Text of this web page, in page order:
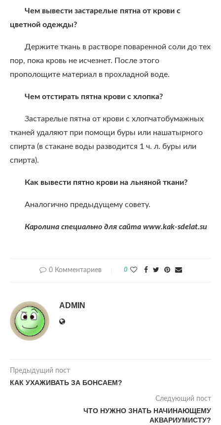
Чем вывести застарелые пятна от крови с
цветной одежды?
Держите ткань в растворе поваренной соли до тех
пор, пока кровь не исчезнет. После этого
прополощите материал в прохладной воде.
Чем отстирать пятна крови с хлопка?
Застарелые пятна от крови с хлопчатобумажных
тканей удаляют при помощи буры или нашатырного
спирта (в стакане воды разводится 1 ч. л. буры или
спирта).
Как вывести пятно крови на льняной ткани?
Аналогично предыдущему совету.
Каролина специально для сайта www.kak-sdelat.su
0 Комментариев 0
ADMIN
Предыдущий пост
КАК УХАЖИВАТЬ ЗА БОНСАЕМ?
Следующий пост
ЧТО НУЖНО ЗНАТЬ НАЧИНАЮЩЕМУ
АКВАРИУМИСТУ?